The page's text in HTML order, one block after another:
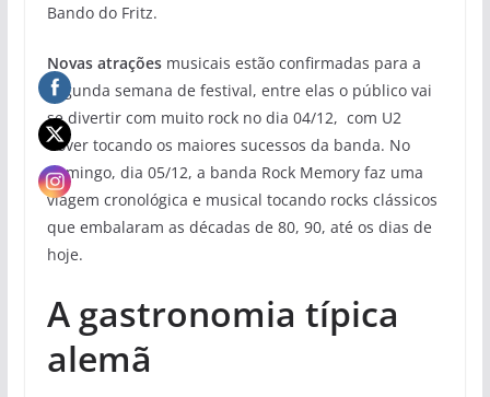
Bando do Fritz.
Novas atraçõesmusicais estão confirmadas para a
segunda semana de festival, entre elas o público vai
se divertir com muito rock no dia 04/12, com U2
Cover tocando os maiores sucessos da banda. No
domingo, dia 05/12, a banda Rock Memory faz uma
viagem cronológica e musical tocando rocks clássicos
que embalaram as décadas de 80, 90, até os dias de
hoje.
A gastronomia típica
alemã